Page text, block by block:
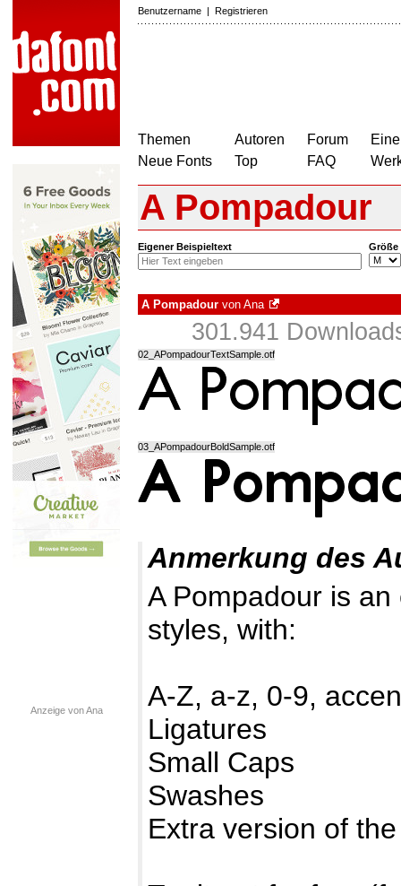
Benutzername | Registrieren
Themen
Neue Fonts
Autoren
Top
Forum
FAQ
Anzeige von Ana
A Pompadour
Eigener Beispieltext Größe
A Pompadour von Ana
301.941
02_APompadourTextSample.otf
03_APompadourBoldSample.otf
Anmerkung des
A Pompadour is
styles, with:
A-Z, a-z, 0-9,
Ligatures
Small Caps
Swashes
Extra version of